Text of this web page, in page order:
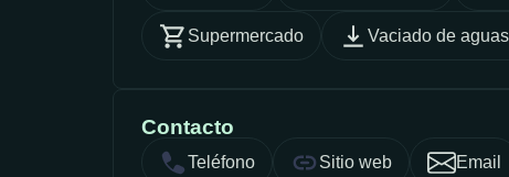
Supermercado Vaciado de
Contacto
Teléfono Sitio web Email